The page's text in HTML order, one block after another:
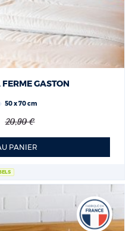
GASTON
50 x 70 cm
20,90 €
PANIER